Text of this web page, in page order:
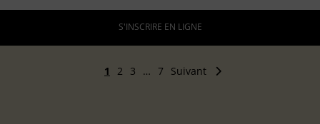
S'INSCRIRE EN LIGNE
1 2 3 … 7 Suivant